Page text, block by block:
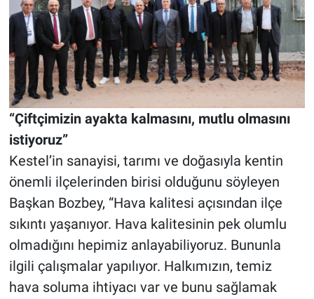
“Çiftçimizin ayakta kalmasını, mutlu olmasını
istiyoruz”
Kestel’in sanayisi, tarımı ve doğasıyla kentin
önemli ilçelerinden birisi olduğunu söyleyen
Başkan Bozbey, “Hava kalitesi açısından ilçe
sıkıntı yaşanıyor. Hava kalitesinin pek olumlu
olmadığını hepimiz anlayabiliyoruz. Bununla
ilgili çalışmalar yapılıyor. Halkımızın, temiz
hava soluma ihtiyacı var ve bunu sağlamak